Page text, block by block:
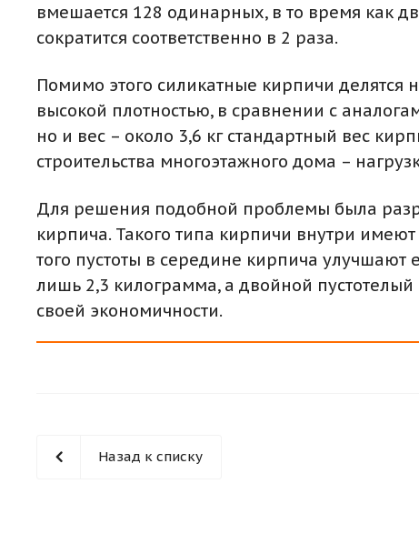
вмешается 128 одинарных, в то время как
сократится соответственно в 2 раза.
Помимо этого силикатные кирпичи делятся
высокой плотностью, в сравнении с
но и вес – около 3,6 кг стандартный вес
строительства многоэтажного дома –
Для решения подобной проблемы была
кирпича. Такого типа кирпичи внутри
того пустоты в середине кирпича улучшают
лишь 2,3 килограмма, а двойной
своей экономичности.
Назад к списку